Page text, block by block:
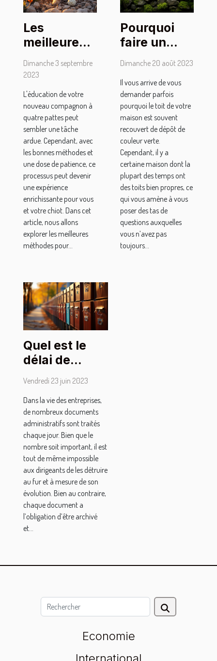
Les
meilleures
méthodes
pour
un chiot
Dimanche 3 septembre
2023
L'éducation de votre
nouveau compagnon à
quatre pattes peut
sembler une tâche
ardue. Cependant, avec
les bonnes méthodes et
une dose de patience, ce
processus peut devenir
une expérience
enrichissante pour vous
et votre chiot. Dans cet
article, nous allons
explorer les meilleures
méthodes pour...
Pourquoi
faire un
traitement
mousse ?
Dimanche 20 août 2023
Il vous arrive de vous
demander parfois
pourquoi le toit de votre
maison est souvent
recouvert de dépôt de
couleur verte.
Cependant, il y a
certaine maison dont la
plupart des temps ont
des toits bien propres, ce
qui vous amène à vous
poser des tas de
questions auxquelles
vous n’avez pas
toujours...
Quel est le
délai de
conservation
documents
administratifs
des
entreprises
Vendredi 23 juin 2023
Dans la vie des entreprises,
de nombreux documents
administratifs sont traités
chaque jour. Bien que le
nombre soit important, il est
tout de même impossible
aux dirigeants de les détruire
au fur et à mesure de son
évolution. Bien au contraire,
chaque document a
l’obligation d’être archivé
et...
Economie